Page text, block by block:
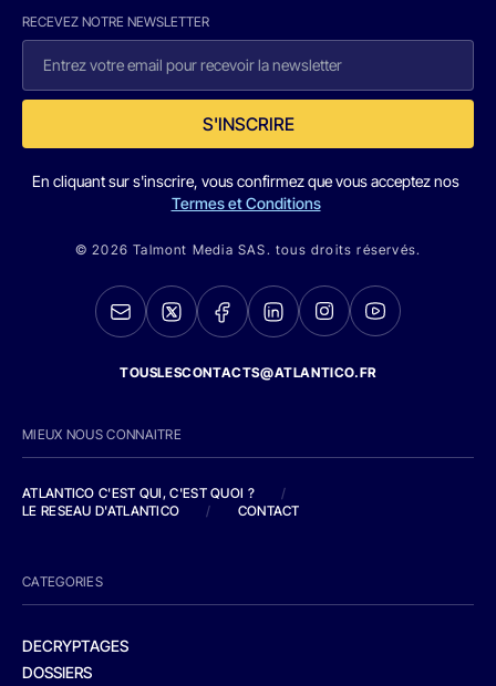
RECEVEZ NOTRE NEWSLETTER
S'INSCRIRE
En cliquant sur s'inscrire, vous confirmez que vous acceptez nos
Termes et Conditions
© 2026 Talmont Media SAS. tous droits réservés.
TOUSLESCONTACTS@ATLANTICO.FR
MIEUX NOUS CONNAITRE
ATLANTICO C'EST QUI, C'EST QUOI ?
/
LE RESEAU D'ATLANTICO
/ CONTACT
CATEGORIES
DECRYPTAGES
DOSSIERS